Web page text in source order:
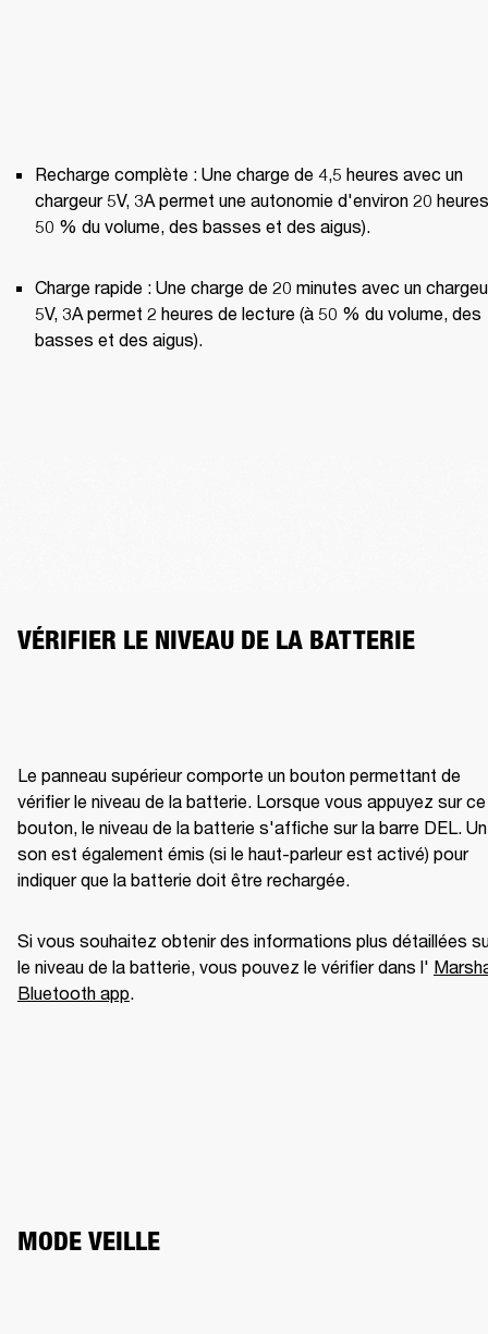
Recharge complète : Une charge de 4,5 heures avec un
chargeur 5V, 3A permet une autonomie d'environ 20
50 % du volume, des basses et des aigus).
Charge rapide : Une charge de 20 minutes avec un
5V, 3A permet 2 heures de lecture (à 50 % du volume, des
basses et des aigus).
VÉRIFIER LE NIVEAU DE LA BATTERIE
Le panneau supérieur comporte un bouton permettant de
vérifier le niveau de la batterie. Lorsque vous appuyez sur ce
bouton, le niveau de la batterie s'affiche sur la barre DEL. Un
son est également émis (si le haut-parleur est activé) pour
indiquer que la batterie doit être rechargée.
Si vous souhaitez obtenir des informations plus détaillées
le niveau de la batterie, vous pouvez le vérifier dans l'
Bluetooth app.
MODE VEILLE